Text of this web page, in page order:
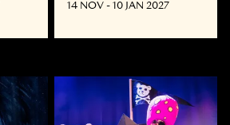
14 NOV - 10 JAN 2027